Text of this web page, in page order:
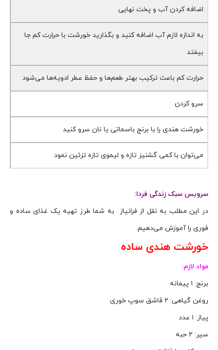
اضافه کردن آب و پخت نهایی
به اندازه لازم آب اضافه کنید و بگذارید خورشت با حرارت کم جا
بیفتد
حرارت کم باعث ترکیب بهتر طعم‌ها و حفظ عطر ادویه‌ها می‌شود
سرو کردن
خورشت هندی را با برنج باسماتی یا نان سرو کنید
می‌توان با کمی گشنیز تازه و لیموی تازه تزئین نمود
سرویس سبک زندگی فردا:
در این مطلب به نقل از فرانیاز به شما طرز تهیه یک غذای ساده و
فوری را آموزش می‌دهیم.
خورشت هندی ساده
مواد لازم:
برنج: ۱ پیمانه
روغن گیاهی: ۲ قاشق سوپ خوری
پیاز: ۱ عدد
سیر: ۲ حبه